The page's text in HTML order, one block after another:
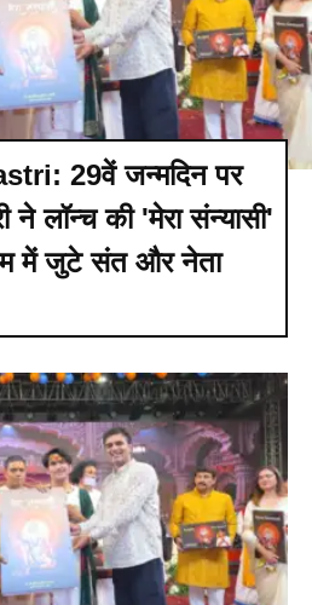
29वें जन्मदिन पर
ने लॉन्च की 'मेरा संन्यासी'
में जुटे संत और नेता